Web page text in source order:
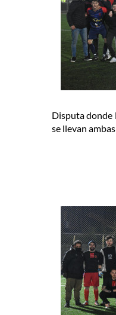
Disputa donde
se llevan